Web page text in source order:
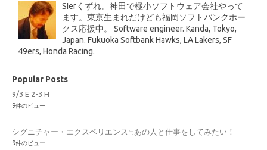
SIerくずれ。神田で極小ソフトウェア会社やって
ます。東京生まれだけども福岡ソフトバンクホー
クス応援中。 Software engineer. Kanda, Tokyo,
Japan. Fukuoka Softbank Hawks, LA Lakers, SF
49ers, Honda Racing.
Popular Posts
9/3 E 2-3 H
9件のビュー
シグニチャー・エクスペリエンス≒あの人と仕事をしてみたい！
9件のビュー